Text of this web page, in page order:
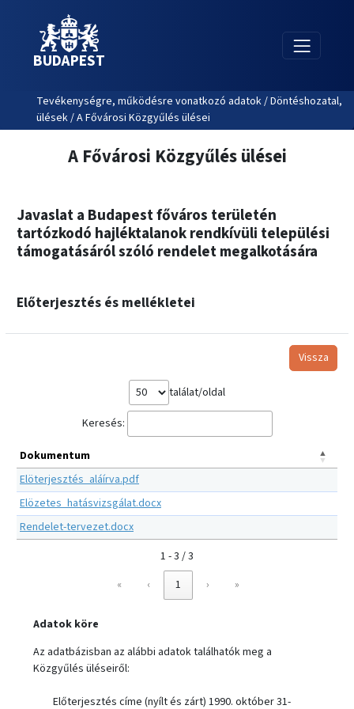
BUDAPEST
Tevékenységre, működésre vonatkozó adatok / Döntéshozatal,
ülések / A Fővárosi Közgyűlés ülései
A Fővárosi Közgyűlés ülései
Javaslat a Budapest főváros területén
tartózkodó hajléktalanok rendkívüli települési
támogatásáról szóló rendelet megalkotására
Előterjesztés és mellékletei
Vissza
találat/oldal
Keresés:
Dokumentum
Elöterjesztés_aláírva.pdf
Elözetes_hatásvizsgálat.docx
Rendelet-tervezet.docx
1 - 3 / 3
«
‹ 1 › »
Adatok köre
Az adatbázisban az alábbi adatok találhatók meg a
Közgyűlés üléseiről:
Előterjesztés címe (nyílt és zárt) 1990. október 31-